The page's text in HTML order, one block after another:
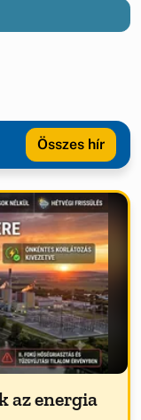
Összes hír
az energia